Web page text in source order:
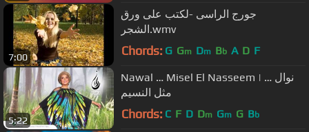
7:00
جورج الراسى -لكتب على ورق
الشجر.wmv
Chords: G Gm Dm Bb A D F
5:22
Nawal … Misel El Nasseem | نوال …
مثل النسيم
Chords: C F D Dm Gm G Bb